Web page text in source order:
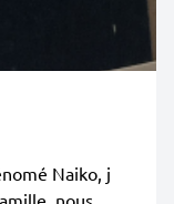
Naiko, j
nous